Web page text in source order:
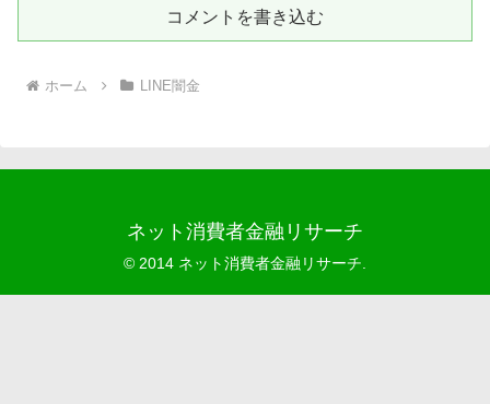
コメントを書き込む
ホーム LINE闇金
ネット消費者金融リサーチ
© 2014 ネット消費者金融リサーチ.